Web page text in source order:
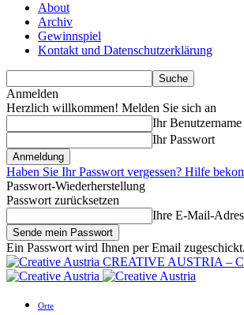
About
Archiv
Gewinnspiel
Kontakt und Datenschutzerklärung
Anmelden
Herzlich willkommen! Melden Sie sich an
Ihr Benutzername
Ihr Passwort
Haben Sie Ihr Passwort vergessen? Hilfe
Passwort-Wiederherstellung
Passwort zurücksetzen
Ihre E-Mail-
Ein Passwort wird Ihnen per Email zugeschickt.
CREATIVE AUSTRIA –
Orte